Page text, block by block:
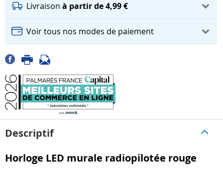
Livraison à partir de 4,99 €
Voir tous nos modes de paiement
Descriptif
Horloge LED murale radiopilotée rouge